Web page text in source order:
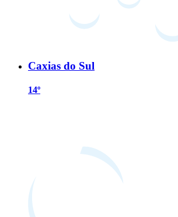
Caxias do Sul
14º